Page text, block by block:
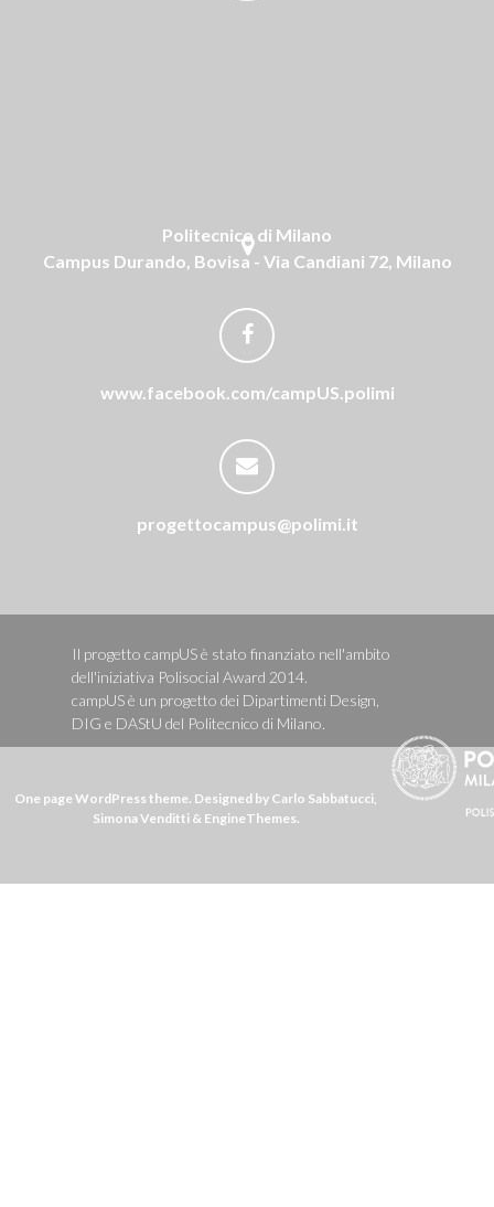
Politecnico di Milano
Campus Durando, Bovisa - Via Candiani 72, Milano
www.facebook.com/campUS.polimi
progettocampus@polimi.it
Il progetto campUS è stato finanziato nell'ambito
dell'iniziativa Polisocial Award 2014.
campUS è un progetto dei Dipartimenti Design,
DIG e DAStU del Politecnico di Milano.
One page WordPress theme. Designed by Carlo Sabbatucci,
Simona Venditti & EngineThemes.